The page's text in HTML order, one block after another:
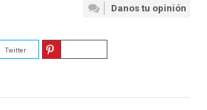
Danos tu opinión
Twitter